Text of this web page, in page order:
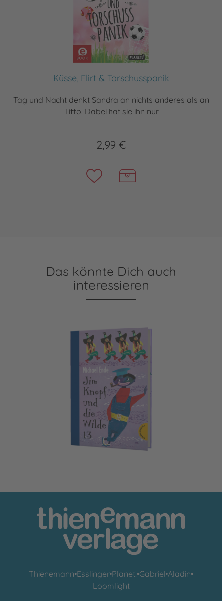
Küsse, Flirt & Torschusspanik
Tag und Nacht denkt Sandra an nichts anderes als an
Tiffo. Dabei hat sie ihn nur
2,99 €
Das könnte Dich auch
interessieren
Jim Knopf: Jim Knopf und die Wilde 13
Thienemann•Esslinger•Planet!•Gabriel•Aladin•
Loomlight